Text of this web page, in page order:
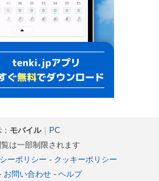
モバイル｜ PC
は一部制限されます
ーポリシー - クッキーポリシー
お問い合わせ- ヘルプ